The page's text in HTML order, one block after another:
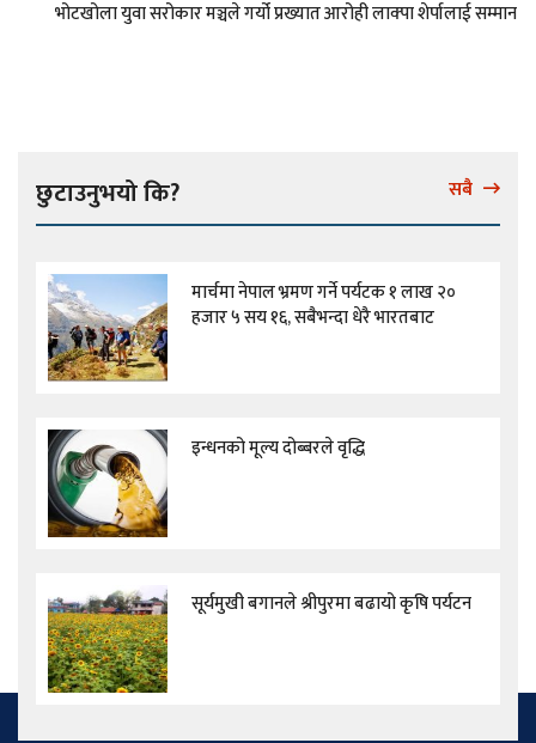
भोटखोला युवा सरोकार मञ्चले गर्यो प्रख्यात आरोही लाक्पा शेर्पालाई सम्मान
छुटाउनुभयो कि? सबै
मार्चमा नेपाल भ्रमण गर्ने पर्यटक १ लाख २०
हजार ५ सय १६, सबैभन्दा धेरै भारतबाट
इन्धनको मूल्य दोब्बरले वृद्धि
सूर्यमुखी बगानले श्रीपुरमा बढायो कृषि पर्यटन